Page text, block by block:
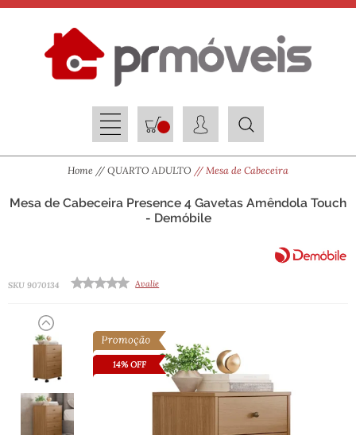
Home QUARTO ADULTO Mesa de Cabeceira
14% OFF
Mesa de Cabeceira Presence 4 Gavetas Amêndola Touch
- Demóbile
SKU 9070134 Avalie